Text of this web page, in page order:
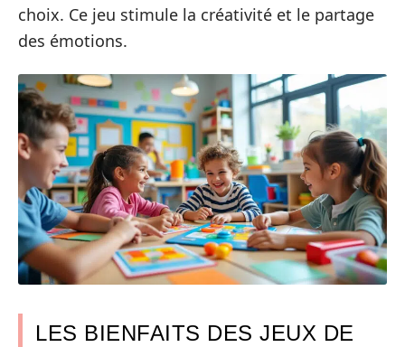
choix. Ce jeu stimule la créativité et le partage
des émotions.
LES BIENFAITS DES JEUX DE